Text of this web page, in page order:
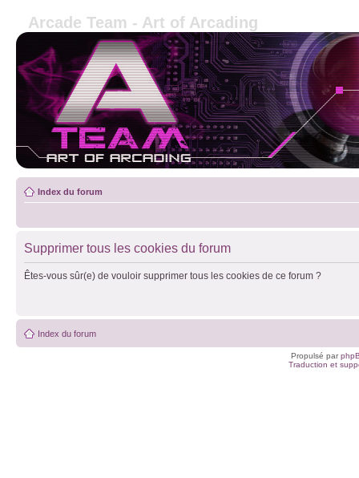
Arcade Team - Art of Arcading
Index du forum
Supprimer tous les cookies du forum
Êtes-vous sûr(e) de vouloir supprimer tous les cookies de ce forum ?
Index du forum
Propulsé par
Traduction et